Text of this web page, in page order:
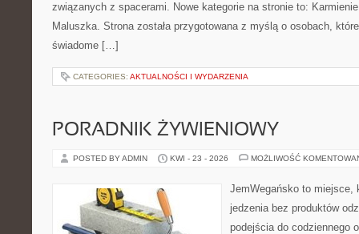
związanych z spacerami. Nowe kategorie na stronie to:
Maluszka. Strona została przygotowana z myślą o osobach,
świadome […]
CATEGORIES: AKTUALNOŚCI I WYDARZENIA
PORADNIK ŻYWIENIOWY
POSTED BY ADMIN KWI - 23 - 2026 MOŻLIWOŚĆ
JemWegańsko to miejsce,
jedzenia bez produktów
podejścia do codziennego